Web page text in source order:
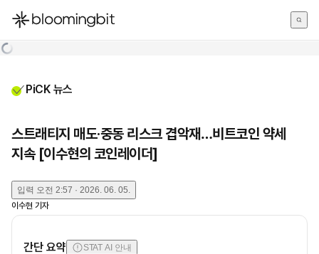
한국어
PiCK 뉴스
스트래티지 매도·중동 리스크 겹악재…비트코인 약세
지속 [이수현의 코인레이더]
입력 오전 2:57 · 2026. 06. 05.
이수현 기자
간단 요약 STAT AI 안내